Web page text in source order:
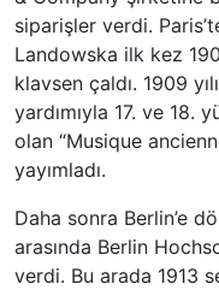
siparişler verdi.
Landowska ilk kez
klavsen çaldı. 1909
yardımıyla 17. ve 18.
olan “Musique
yayımladı.
Daha sonra Berlin’e
arasında Berlin
verdi. Bu arada 1913